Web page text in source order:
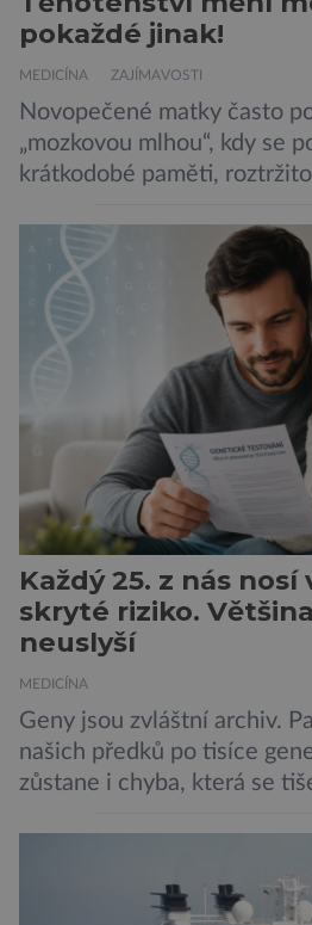
pokaždé jinak!
MEDICÍNA ZAJÍMAVOSTI
Novopečené matky často
„mozkovou mlhou“, kdy se
krátkodobé paměti,
obtíže byly dlouhou dobu
nedostatku spánku a stresu
novorozence. Nyní se však
stojí změny v mozku
Poporodní mozková mlha,
Každý 25. z nás
skryté riziko.
neuslyší
MEDICÍNA
Geny jsou zvláštní archiv.
našich předků po tisíce
zůstane i chyba, která se
jednou rozhodnout o zdraví
to je případ řady dědičných